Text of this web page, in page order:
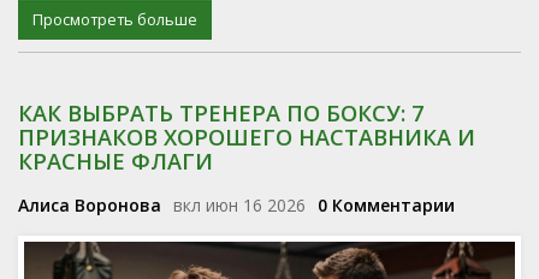
Просмотреть больше
КАК ВЫБРАТЬ ТРЕНЕРА ПО БОКСУ: 7
ПРИЗНАКОВ ХОРОШЕГО НАСТАВНИКА И
КРАСНЫЕ ФЛАГИ
Алиса Воронова вкл июн 16 2026 0 Комментарии